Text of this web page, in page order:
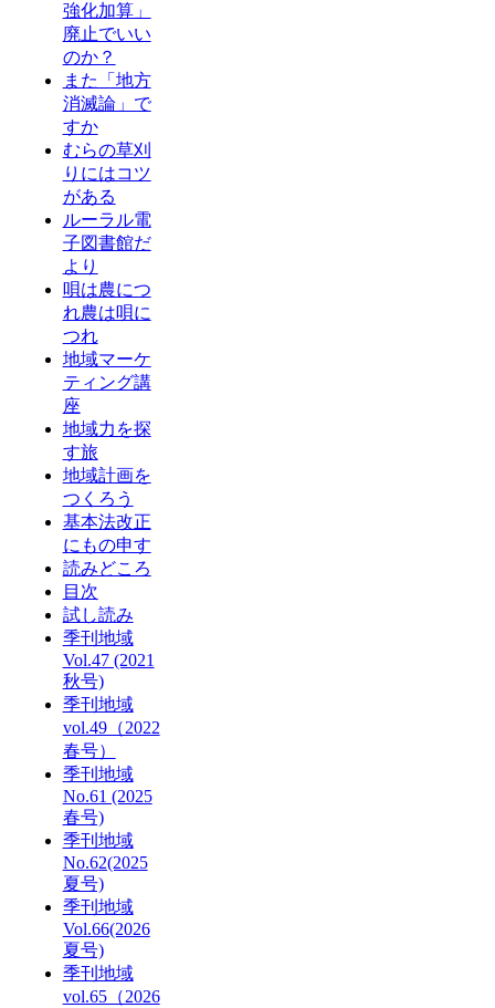
強化加算」
廃止でいい
のか？
また「地方
消滅論」で
すか
むらの草刈
りにはコツ
がある
ルーラル電
子図書館だ
より
唄は農につ
れ農は唄に
つれ
地域マーケ
ティング講
座
地域力を探
す旅
地域計画を
つくろう
基本法改正
にもの申す
読みどころ
目次
試し読み
季刊地域
Vol.47 (2021
秋号)
季刊地域
vol.49（2022
春号）
季刊地域
No.61 (2025
春号)
季刊地域
No.62(2025
夏号)
季刊地域
Vol.66(2026
夏号)
季刊地域
vol.65（2026